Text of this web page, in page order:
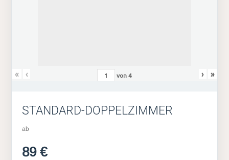
« ‹ von4 › »
STANDARD-DOPPELZIMMER
ab
89 €